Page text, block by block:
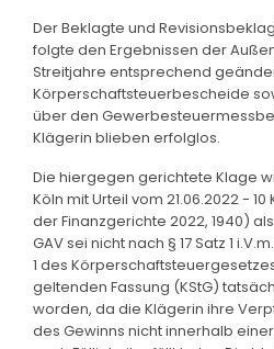
Der Beklagte und
folgte den Ergebnissen der
Streitjahre entsprechend
Körperschaftsteuerbescheide
über den
Klägerin blieben erfolglos.
Die hiergegen gerichtete Klage
Köln mit Urteil vom 21.06.2022 -
der Finanzgerichte 2022, 1940)
GAV sei nicht nach § 17 Satz 1
1 des
geltenden Fassung (KStG)
worden, da die Klägerin ihre
des Gewinns nicht innerhalb